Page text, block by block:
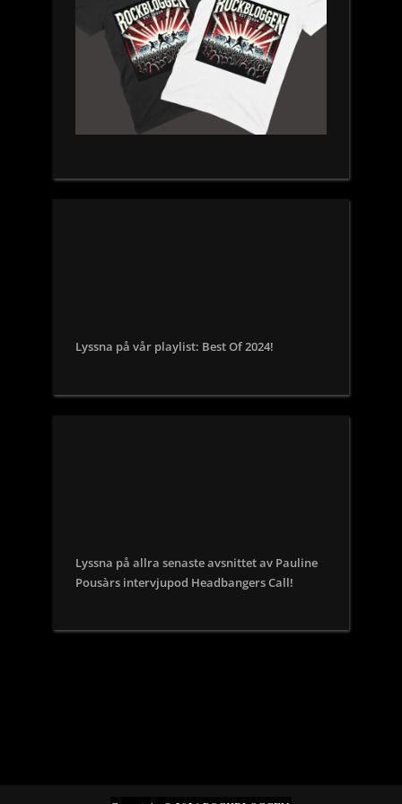
Lyssna på vår playlist: Best Of 2024!
Lyssna på allra senaste avsnittet av Pauline
Pousàrs intervjupod Headbangers Call!